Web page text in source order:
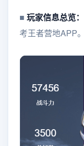
■ 玩家信息总览：
考王者营地APP。